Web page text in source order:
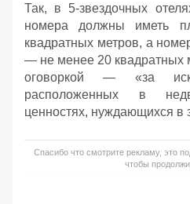
Так, в 5-звездочных
номера должны иметь
квадратных метров, а
— не менее 20 квадратных
оговоркой — «за
расположенных в
ценностях, нуждающихся в
Спасибо что смотрите рекламу, это
чтобы